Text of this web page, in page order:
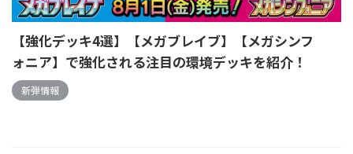
【強化デッキ4選】【メガブレイブ】【メガシンフ
ォニア】で強化される注目の環境デッキを紹介！
新弾情報